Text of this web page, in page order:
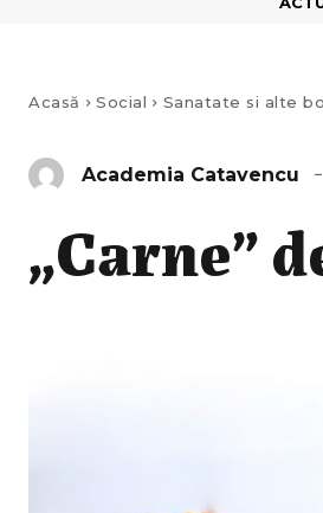
Acasă Social Sanatate si alte
Academia Catavencu
„Carne”